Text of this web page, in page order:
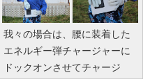
我々の場合は、腰に装着した
エネルギー弾チャージャーに
ドックオンさせてチャージ